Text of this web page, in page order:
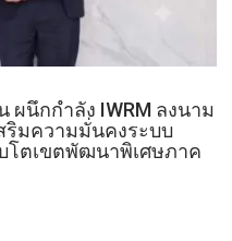
ผนึกกำลัง IWRM ลงนาม
ริมความมั่นคงระบบ
โตเขตพัฒนาพิเศษภาค